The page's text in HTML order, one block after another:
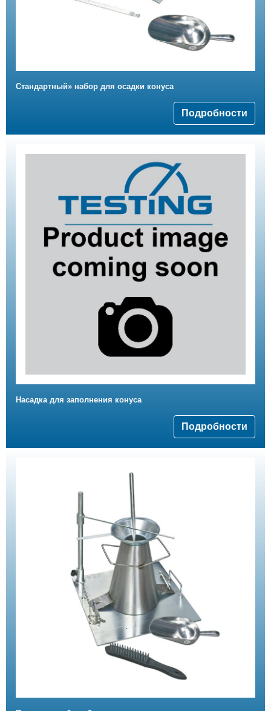
Стандартный» набор для осадки конуса
Подробности
Насадка для заполнения конуса
Подробности